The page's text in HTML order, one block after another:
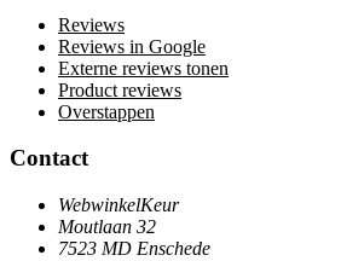
Reviews
Reviews in Google
Externe reviews tonen
Product reviews
Overstappen
Contact
WebwinkelKeur
Moutlaan 32
7523 MD Enschede